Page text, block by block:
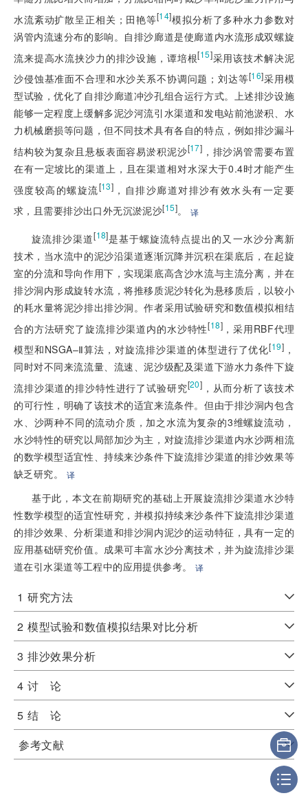
水流紊动扩散呈正相关；田艳等[14]模拟分析了多种水力参数对
涡管内流速分布的影响。自排沙廊道是使廊道内水流形成双螺旋
流来提高水流挟沙力的排沙设施，谭培根[15]采用该技术解决泥
沙侵蚀基准面不合理和水沙关系不协调问题；刘达等[16]采用模
型试验，优化了自排沙廊道冲沙孔组合运行方式。上述排沙设施
能够一定程度上缓解多泥沙河流引水渠道和发电站前池淤积、水
力机械磨损等问题，但不同技术具有各自的特点，例如排沙漏斗
结构较为复杂且悬板表面容易淤积泥沙[17] ，排沙涡管需要布置
在有一定坡比的渠道上，且在渠道相对水深大于0.4时才能产生
强度较高的螺旋流[13] ，自排沙廊道对排沙有效水头有一定要
求，且需要排沙出口外无沉淤泥沙[15]。 译
旋流排沙渠道[18]是基于螺旋流特点提出的又一水沙分离新
技术，当水流中的泥沙沿渠道逐渐沉降并沉积在渠底后，在起旋
室的分流和导向作用下，实现渠底高含沙水流与主流分离，并在
排沙洞内形成旋转水流，将推移质泥沙转化为悬移质后，以较小
的耗水量将泥沙排出排沙洞。作者采用试验研究和数值模拟相结
合的方法研究了旋流排沙渠道内的水沙特性[18] ，采用RBF代理
模型和NSGA–Ⅱ算法，对旋流排沙渠道的体型进行了优化[19] ，
同时对不同来流流量、流速、泥沙级配及渠道下游水力条件下旋
流排沙渠道的排沙特性进行了试验研究[20] ，从而分析了该技术
的可行性，明确了该技术的适宜来流条件。但由于排沙洞内包含
水、沙两种不同的流动介质，加之水流为复杂的3维螺旋流动，
水沙特性的研究以局部加沙为主，对旋流排沙渠道内水沙两相流
的数学模型适宜性、持续来沙条件下旋流排沙渠道的排沙效果等
缺乏研究。
译
基于此，本文在前期研究的基础上开展旋流排沙渠道水沙特
性数学模型的适宜性研究，并模拟持续来沙条件下旋流排沙渠道
的排沙效果、分析渠道和排沙洞内泥沙的运动特征，具有一定的
应用基础研究价值。成果可丰富水沙分离技术，并为旋流排沙渠
道在引水渠道等工程中的应用提供参考。
译
1 研究方法
2 模型试验和数值模拟结果对比分析
3 排沙效果分析
4 讨 论
5 结 论
参考文献